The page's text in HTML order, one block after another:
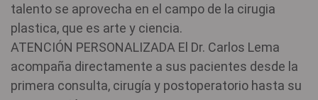
talento se aprovecha en el campo de la cirugia
plastica, que es arte y ciencia.
ATENCIÓN PERSONALIZADA El Dr. Carlos Lema
acompaña directamente a sus pacientes desde la
primera consulta, cirugía y postoperatorio hasta su